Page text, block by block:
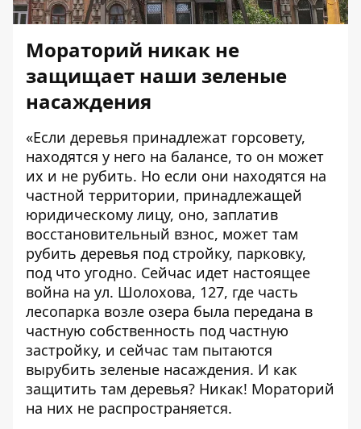
Мораторий никак не
защищает наши зеленые
насаждения
«Если деревья принадлежат горсовету,
находятся у него на балансе, то он может
их и не рубить. Но если они находятся на
частной территории, принадлежащей
юридическому лицу, оно, заплатив
восстановительный взнос, может там
рубить деревья под стройку, парковку,
под что угодно. Сейчас идет настоящее
война на ул. Шолохова, 127, где часть
лесопарка возле озера была передана в
частную собственность под частную
застройку, и сейчас там пытаются
вырубить зеленые насаждения. И как
защитить там деревья? Никак! Мораторий
на них не распространяется.